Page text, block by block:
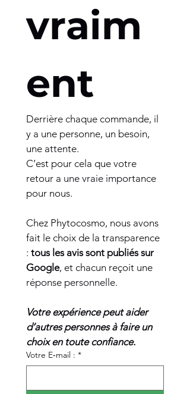
vraim
ent
Derrière chaque commande, il
y a une personne, un besoin,
une attente.
C’est pour cela que votre
retour a une vraie importance
pour nous.
Chez Phytocosmo, nous avons
fait le choix de la transparence
: tous les avis sont publiés sur
Google, et chacun reçoit une
réponse personnelle.
Votre expérience peut aider
d’autres personnes à faire un
choix en toute confiance.
Votre E‑mail : *